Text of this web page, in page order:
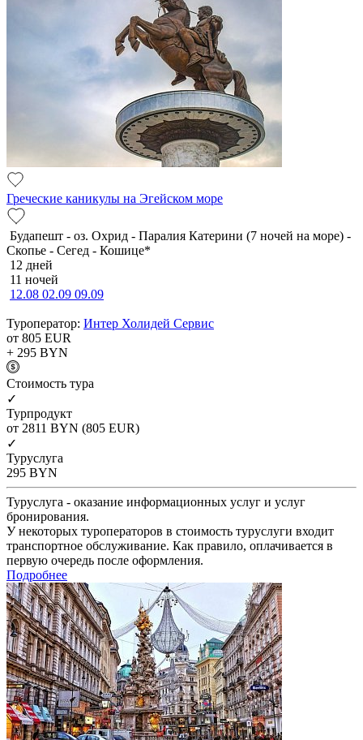
Греческие каникулы на Эгейском море
Будапешт - оз. Охрид - Паралия Катерини (7 ночей на море) -
Скопье - Сегед - Кошице*
12 дней
11 ночей
12.08 02.09 09.09
Туроператор: Интер Холидей Сервис
от 805 EUR
+ 295 BYN
Cтоимость тура
✓
Турпродукт
от 2811 BYN (805 EUR)
✓
Туруслуга
295 BYN
Туруслуга - оказание информационных услуг и услуг
бронирования.
У некоторых туроператоров в стоимость туруслуги входит
транспортное обслуживание. Как правило, оплачивается в
первую очередь после оформления.
Подробнее